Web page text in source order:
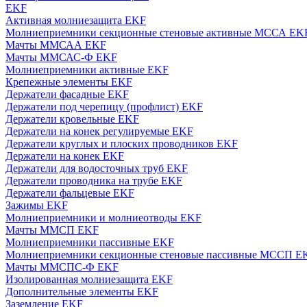
EKF
Активная молниезащита EKF
Молниеприемники секционные стеновые активные МССА
Мачты ММСАА EKF
Мачты ММСАС-Ф EKF
Молниеприемники активные EKF
Крепежные элементы EKF
Держатели фасадные EKF
Держатели под черепицу (профлист) EKF
Держатели кровельные EKF
Держатели на конек регулируемые EKF
Держатели круглых и плоских проводников EKF
Держатели на конек EKF
Держатели для водосточных труб EKF
Держатели проводника на трубе EKF
Держатели фальцевые EKF
Зажимы EKF
Молниеприемники и молниеотводы EKF
Мачты ММСП EKF
Молниеприемники пассивные EKF
Молниеприемники секционные стеновые пассивные МССП
Мачты ММСПС-Ф EKF
Изолированная молниезащита EKF
Дополнительные элементы EKF
Заземление EKF